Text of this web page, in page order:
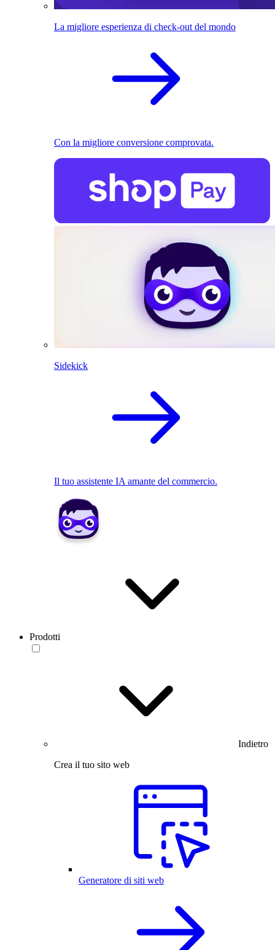
La migliore esperienza di check-out del mondo
Con la migliore conversione comprovata.
Sidekick
Il tuo assistente IA amante del commercio.
Prodotti
Indietro
Crea il tuo sito web
Generatore di siti web